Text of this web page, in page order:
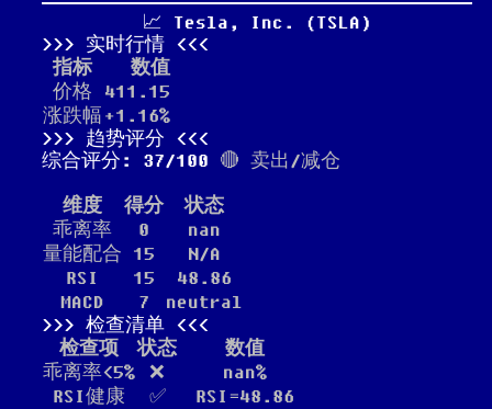
📈 Tesla, Inc. (TSLA)
实时行情
指标
数值
价格
411.15
涨跌幅 +1.16%
趋势评分
综合评分: 37/100 🔴 卖出/减仓
维度 得分
状态
乖离率
0
nan
量能配合 15
N/A
RSI
15
48.86
MACD
7
neutral
检查清单
检查项
状态
数值
乖离率<5%
❌
nan%
RSI健康
✅
RSI=48.86